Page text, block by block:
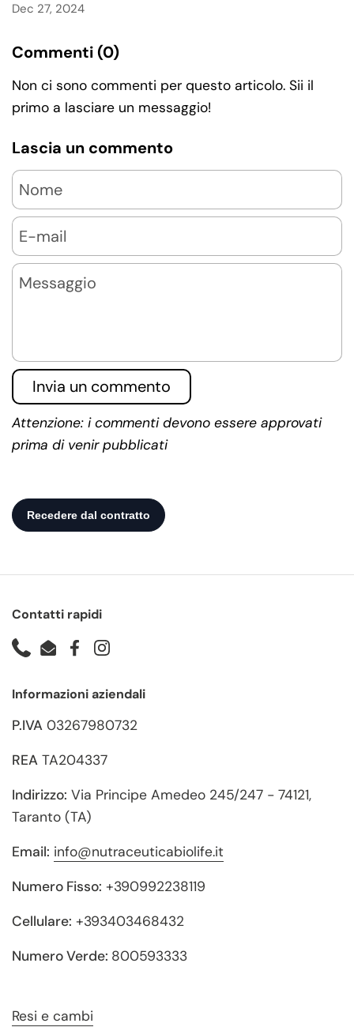
Dec 27, 2024
Commenti (0)
Non ci sono commenti per questo articolo. Sii il
primo a lasciare un messaggio!
Lascia un commento
Nome
E-mail
Messaggio
Invia un commento
Attenzione: i commenti devono essere approvati
prima di venir pubblicati
Contatti rapidi
PhoneEmailFacebookInstagram
Informazioni aziendali
P.IVA 03267980732
REA TA204337
Indirizzo: Via Principe Amedeo 245/247 - 74121,
Taranto (TA)
Email: info@nutraceuticabiolife.it
Numero Fisso: +390992238119
Cellulare: +393403468432
Numero Verde: 800593333
Resi e cambi